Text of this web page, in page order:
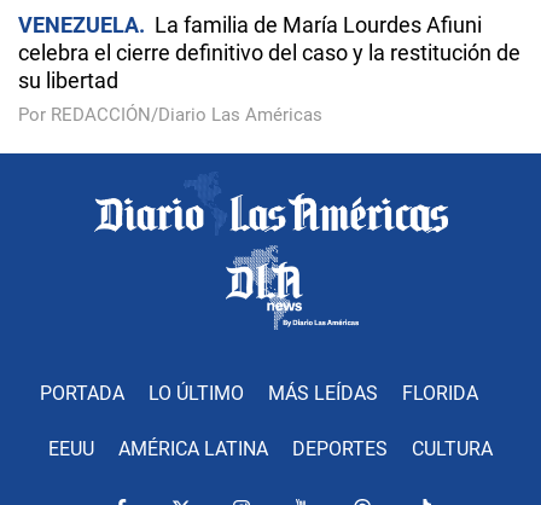
VENEZUELA
La familia de María Lourdes Afiuni
celebra el cierre definitivo del caso y la restitución de
su libertad
Por REDACCIÓN/Diario Las Américas
PORTADA LO ÚLTIMO MÁS LEÍDAS FLORIDA
EEUU AMÉRICA LATINA DEPORTES CULTURA